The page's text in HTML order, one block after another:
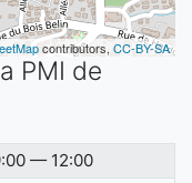
contributors, CC-BY-SA
PMI de
— 12:00